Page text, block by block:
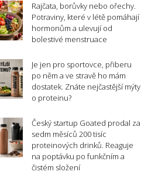
Rajčata, borůvky nebo ořechy.
Potraviny, které v létě pomáhají
hormonům a ulevují od
bolestivé menstruace
Je jen pro sportovce, přiberu
po něm a ve stravě ho mám
dostatek. Znáte nejčastější mýty
o proteinu?
Český startup Goated prodal za
sedm měsíců 200 tisíc
proteinových drinků. Reaguje
na poptávku po funkčním a
čistém složení